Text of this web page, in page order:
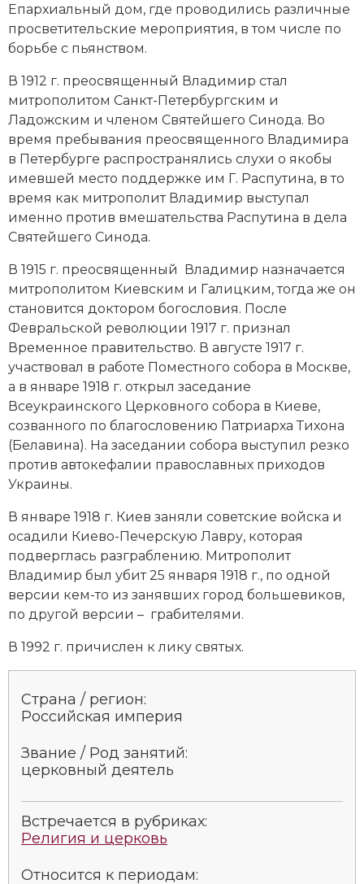
Епархиальный дом, где проводились различные
просветительские мероприятия, в том числе по
борьбе с пьянством.
В 1912 г. преосвященный Владимир стал
митрополитом Санкт-Петербургским и
Ладожским и членом Святейшего Синода. Во
время пребывания преосвященного Владимира
в Петербурге распространялись слухи о якобы
имевшей место поддержке им Г. Распутина, в то
время как митрополит Владимир выступал
именно против вмешательства Распутина в дела
Святейшего Синода.
В 1915 г. преосвященный Владимир назначается
митрополитом Киевским и Галицким, тогда же он
становится доктором богословия. После
Февральской революции 1917 г. признал
Временное правительство. В августе 1917 г.
участвовал в работе Поместного собора в Москве,
а в январе 1918 г. открыл заседание
Всеукраинского Церковного собора в Киеве,
созванного по благословению Патриарха Тихона
(Белавина). На заседании собора выступил резко
против автокефалии православных приходов
Украины.
В январе 1918 г. Киев заняли советские войска и
осадили Киево-Печерскую Лавру, которая
подверглась разграблению. Митрополит
Владимир был убит 25 января 1918 г., по одной
версии кем-то из занявших город большевиков,
по другой версии – грабителями.
В 1992 г. причислен к лику святых.
Страна / регион:
Российская империя
Звание / Род занятий:
церковный деятель
Встречается в рубриках:
Религия и церковь
Относится к периодам: